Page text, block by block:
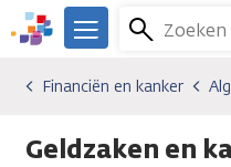
Overslaan
en
gaan
We
er
je.
Zoeken
Menu
Gevolgen van kanker
Financiën en kanker
Algemeen
Financiën en kanker
Geldzaken en